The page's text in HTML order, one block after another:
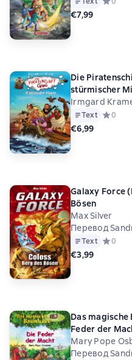
€7,99
Die
stürmischer
Irmgard
Text 0
€6,99
Galaxy Force
Bösen
Max Silver
Перевод
Text 0
€3,99
Das magische
Feder der
Mary Pope
Перевод